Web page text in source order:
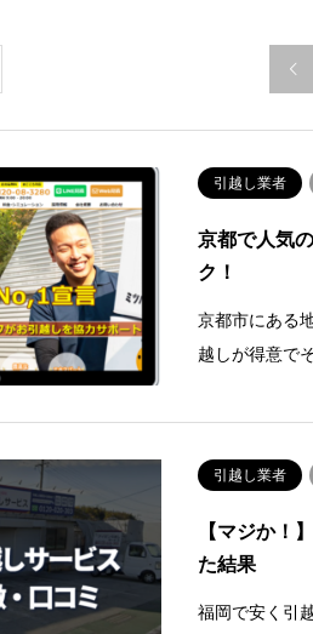

引越し業者
京都で人気
ク！
京都市にある
越しが得意で
引越し業者
【マジか！
た結果
福岡で安く引